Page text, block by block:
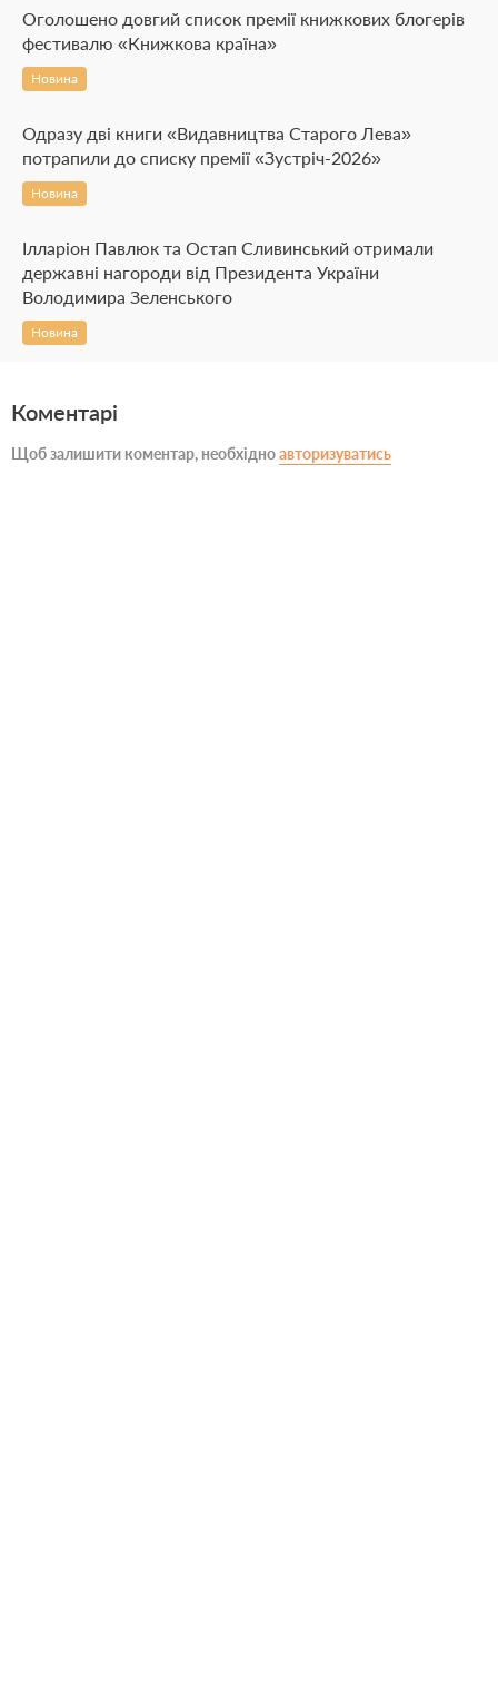
Оголошено довгий список премії книжкових блогерів
фестивалю «Книжкова країна»
Новина
Одразу дві книги «Видавництва Старого Лева»
потрапили до списку премії «Зустріч-2026»
Новина
Ілларіон Павлюк та Остап Сливинський отримали
державні нагороди від Президента України
Володимира Зеленського
Новина
Коментарі
Щоб залишити коментар, необхідноавторизуватись